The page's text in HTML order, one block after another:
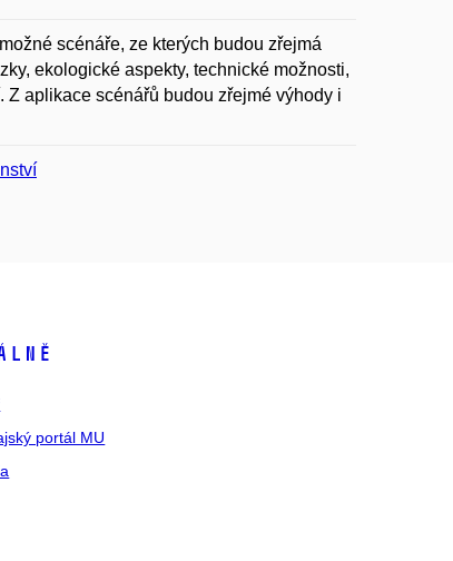
scénáře, ze kterých budou zřejmá
ekologické aspekty, technické možnosti,
aplikace scénářů budou zřejmé výhody i
portál MU